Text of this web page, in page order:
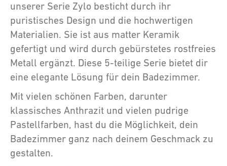
unserer Serie Zylo besticht durch ihr
puristisches Design und die hochwertigen
Materialien. Sie ist aus matter Keramik
gefertigt und wird durch gebürstetes rostfreies
Metall ergänzt. Diese 5-teilige Serie bietet dir
eine elegante Lösung für dein Badezimmer.
Mit vielen schönen Farben, darunter
klassisches Anthrazit und vielen pudrige
Pastellfarben, hast du die Möglichkeit, dein
Badezimmer ganz nach deinem Geschmack zu
gestalten.